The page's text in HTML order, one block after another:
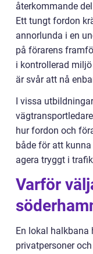
återkommande
Ett tungt fordon
annorlunda i en
på förarens
i kontrollerad
är svår att nå
I vissa
hur fordon och
både för att
agera tryggt i
Varför
En lokal halkbana
privatpersoner